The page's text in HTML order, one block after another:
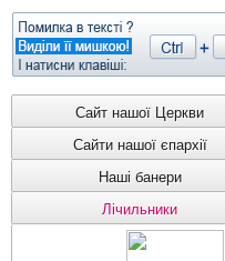
Сайт нашої Церкви
Сайти нашої єпархії
Наші банери
Лічильники